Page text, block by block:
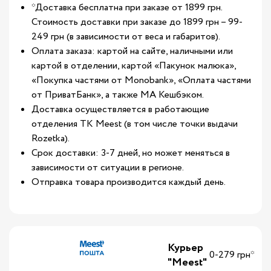
*Доставка бесплатна при заказе от 1899 грн.
Стоимость доставки при заказе до 1899 грн – 99-
249 грн (в зависимости от веса и габаритов).
Оплата заказа: картой на сайте, наличными или
картой в отделении, картой «Пакунок малюка»,
«Покупка частями от Monobank», «Оплата частями
от ПриватБанк», а также МА Кешбэком.
Доставка осуществляется в работающие
отделения ТК Meest (в том числе точки выдачи
Rozetka).
Срок доставки: 3-7 дней, но может меняться в
зависимости от ситуации в регионе.
Отправка товара производится каждый день.
Курьер
"Meest"0-279 грн*